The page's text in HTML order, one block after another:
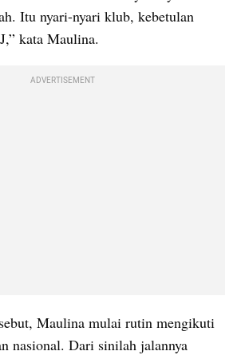
Itu nyari-nyari klub, kebetulan
kata Maulina.
ADVERTISEMENT
Maulina mulai rutin mengikuti
nasional. Dari sinilah jalannya